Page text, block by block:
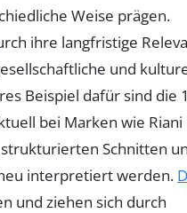
Weise prägen.
ihre langfristige
und
Beispiel dafür sind die
bei Marken wie
Schnitten
interpretiert werden.
und ziehen sich durch